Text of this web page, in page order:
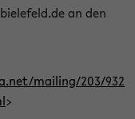
an den
mailing/203/932
>